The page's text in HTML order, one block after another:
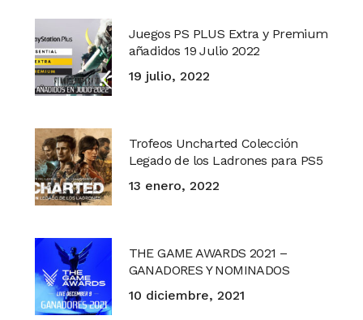
Juegos PS PLUS Extra y Premium
añadidos 19 Julio 2022
19 julio, 2022
Trofeos Uncharted Colección
Legado de los Ladrones para PS5
13 enero, 2022
THE GAME AWARDS 2021 –
GANADORES Y NOMINADOS
10 diciembre, 2021